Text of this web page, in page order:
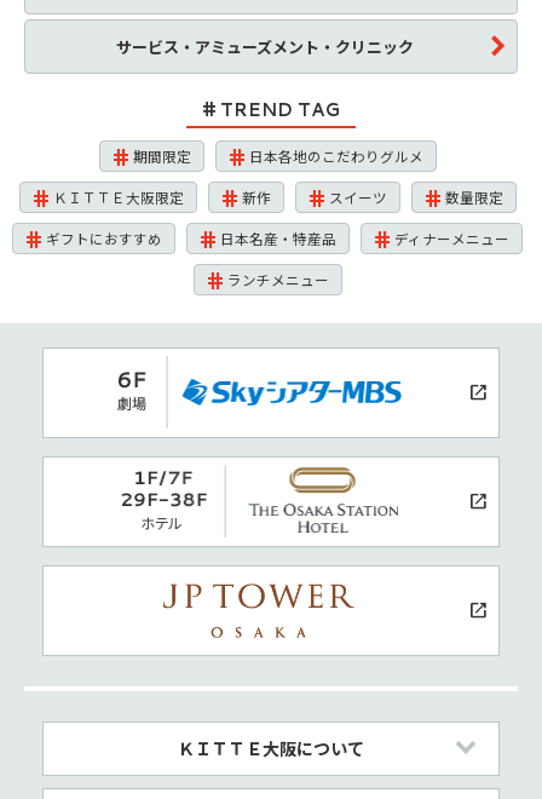
サービス・アミューズメント・クリニック
TREND TAG
期間限定 日本各地のこだわりグルメ
ＫＩＴＴＥ大阪限定 新作 スイーツ 数量限定
ギフトにおすすめ 日本名産・特産品 ディナーメニュー
ランチメニュー
ＫＩＴＴＥ大阪について